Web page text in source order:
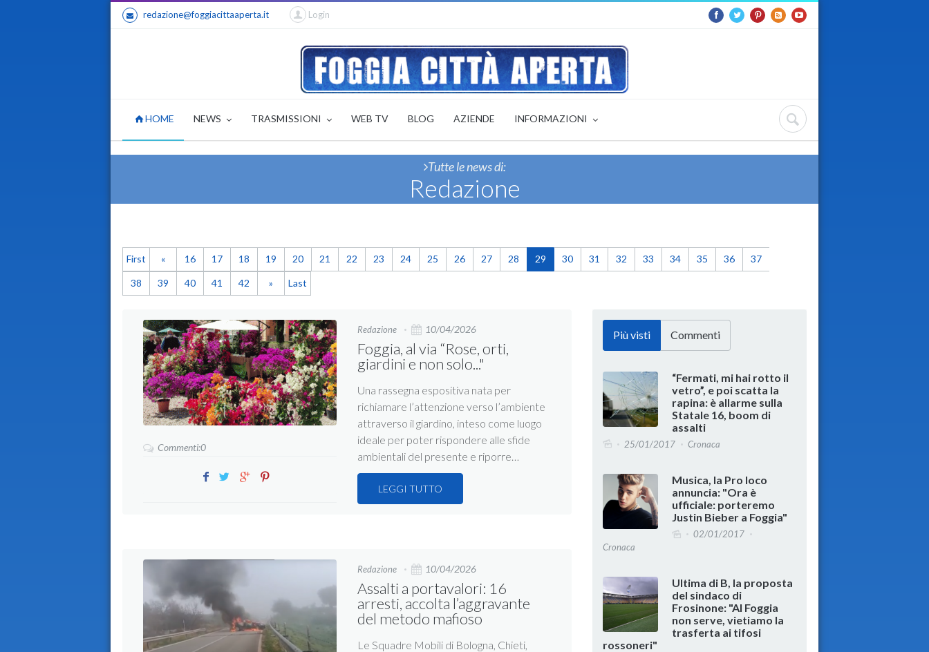
redazione@foggiacittaaperta.it Login
HOME NEWS TRASMISSIONI WEB TV BLOG AZIENDE INFORMAZIONI
Tutte le news di:
Redazione
First « 16 17 18 19 20 21 22 23 24 25 26 27 28 29 30 31 32 33 34 35 36 37
38 39 40 41 42 » Last
Commenti:0
Redazione 10/04/2026
Foggia, al via “Rose, orti,
giardini e non solo..."
Una rassegna espositiva nata per
richiamare l’attenzione verso l’ambiente
attraverso il giardino, inteso come luogo
ideale per poter rispondere alle sfide
ambientali del presente e riporre…
LEGGI TUTTO
Redazione 10/04/2026
Assalti a portavalori: 16
arresti, accolta l’aggravante
del metodo mafioso
Le Squadre Mobili di Bologna, Chieti,
Più visti Commenti
“Fermati, mi hai rotto il
vetro”, e poi scatta la
rapina: è allarme sulla
Statale 16, boom di
assalti
25/01/2017 Cronaca
Musica, la Pro loco
annuncia: "Ora è
ufficiale: porteremo
Justin Bieber a Foggia"
02/01/2017
Cronaca
Ultima di B, la proposta
del sindaco di
Frosinone: "Al Foggia
non serve, vietiamo la
trasferta ai tifosi
rossoneri"